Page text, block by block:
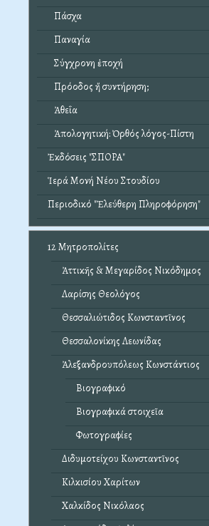
Πάσχα
Παναγία
Σύγχρονη ἐποχή
Πρόοδος ἤ συντήρηση;
Ἀθεΐα
Ἀπολογητική: Ὀρθός λόγος-Πίστη
Ἐκδόσεις "ΣΠΟΡΑ"
Ἱερά Μονή Νέου Στουδίου
Περιοδικό "Ἐλεύθερη Πληροφόρηση"
12 Μητροπολίτες
Ἀττικῆς & Μεγαρίδος Νικόδημος
Λαρίσης Θεολόγος
Θεσσαλιώτιδος Κωνσταντῖνος
Θεσσαλονίκης Λεωνίδας
Ἀλεξανδρουπόλεως Κωνστάντιος
Βιογραφικό
Βιογραφικά στοιχεῖα
Φωτογραφίες
Διδυμοτείχου Κωνσταντῖνος
Κιλκισίου Χαρίτων
Χαλκίδος Νικόλαος